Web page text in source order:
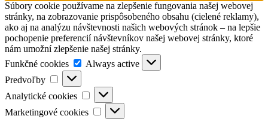
Súbory cookie používame na zlepšenie fungovania našej webovej
stránky, na zobrazovanie prispôsobeného obsahu (cielené reklamy),
ako aj na analýzu návštevnosti našich webových stránok – na lepšie
pochopenie preferencií návštevníkov našej webovej stránky, ktoré
nám umožní zlepšenie našej stránky.
Funkčné cookies
Funkčné
cookies
Always active
Predvoľby
Predvoľby
Analytické cookies
Analytické
cookies
Marketingové cookies
Marketingové
cookies